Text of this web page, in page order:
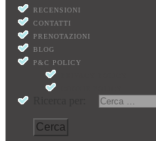
RECENSIONI
CONTATTI
PRENOTAZIONI
BLOG
P&C POLICY